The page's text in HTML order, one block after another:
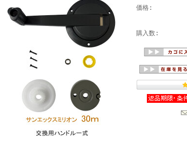
価格:
購入数: